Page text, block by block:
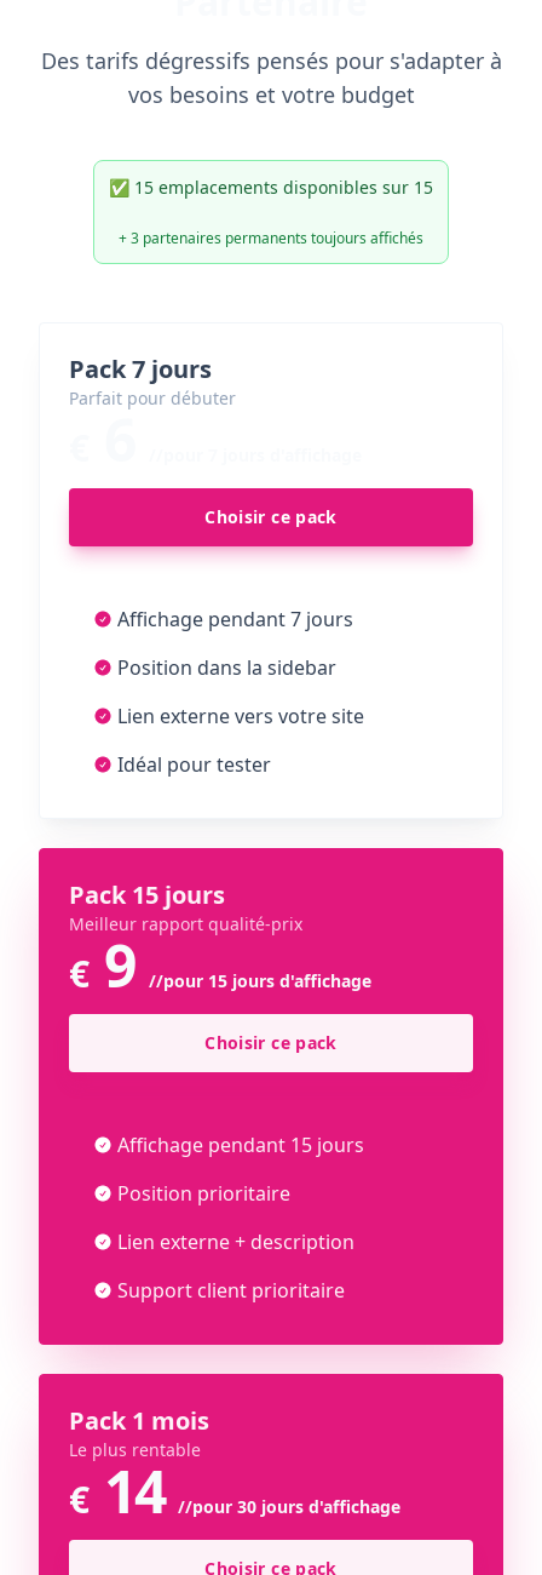
Des tarifs dégressifs pensés pour s'adapter à
vos besoins et votre budget
✅ 15 emplacements disponibles sur 15
+ 3 partenaires permanents toujours affichés
Pack 7 jours
Parfait pour débuter
Choisir ce pack
Affichage pendant 7 jours
Position dans la sidebar
Lien externe vers votre site
Idéal pour tester
Pack 15 jours
Meilleur rapport qualité-prix
€ 9 //pour 15 jours d'affichage
Choisir ce pack
Affichage pendant 15 jours
Position prioritaire
Lien externe + description
Support client prioritaire
Pack 1 mois
Le plus rentable
€ 14 //pour 30 jours d'affichage
Choisir ce pack